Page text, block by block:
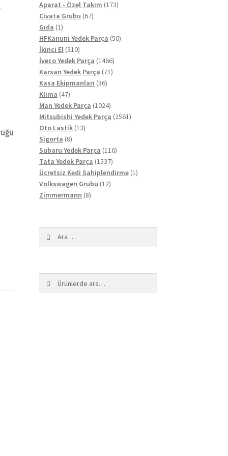
ürün
Aparat - Özel Takım 173173
Civata Grubu 6767
Gıda 11
ürün
HFKanuni Yedek Parça 5050
İkinci El 310310
ürün
İveco Yedek Parça 14661466
ürün
Karsan Yedek Parça 7171
Kasa Ekipmanları 3636
Klima 4747
ürün
Man Yedek Parça 10241024
ürün
Mitsubishi Yedek Parça 25612561
Oto Lastik 1313
Sigorta 88
ürün
Subaru Yedek Parça 116116
Tata Yedek Parça 15371537
ürün
Ücretsiz Kedi Sahiplendirme 11
Volkswagen Grubu 1212
Zimmermann 88